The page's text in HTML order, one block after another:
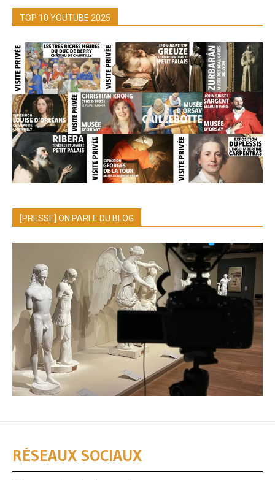
TOP 10 YOUTUBE 2025
[PRESSE] ON PARLE DU BLOG
RÉSEAUX SOCIAUX